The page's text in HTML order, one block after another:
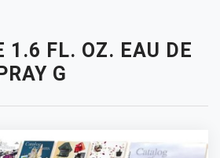
1.6 FL. OZ. EAU DE
G